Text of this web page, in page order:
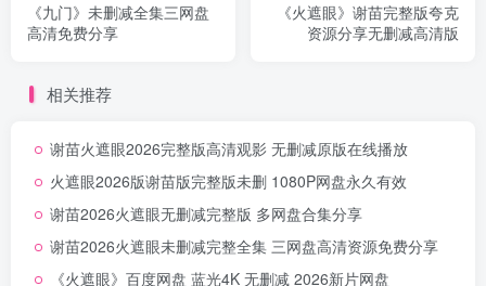
《九门》未删减全集三网盘
高清免费分享
《火遮眼》谢苗完整版夸克
资源分享无删减高清版
相关推荐
谢苗火遮眼2026完整版高清观影 无删减原版在线播放
火遮眼2026版谢苗版完整版未删 1080P网盘永久有效
谢苗2026火遮眼无删减完整版 多网盘合集分享
谢苗2026火遮眼未删减完整全集 三网盘高清资源免费分享
《火遮眼》百度网盘 蓝光4K 无删减 2026新片网盘